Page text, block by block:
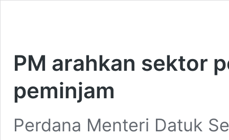
PM arahkan sektor
peminjam
Perdana Menteri Datuk